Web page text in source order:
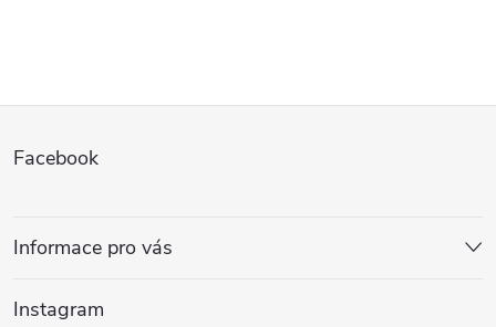
p
a
Facebook
Informace pro vás
Instagram